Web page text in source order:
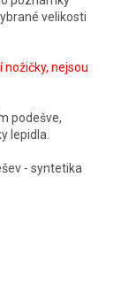
velikosti
nejsou
podešve,
lepidla.
- syntetika